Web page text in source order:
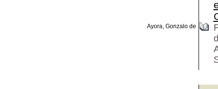
Ayora, Gonzalo de